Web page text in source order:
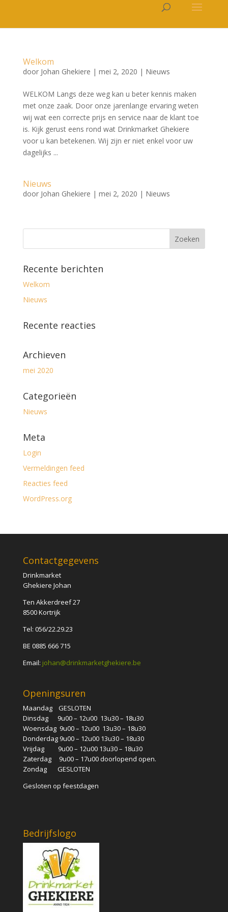
Welkom
door Johan Ghekiere | mei 2, 2020 | Nieuws
WELKOM Langs deze weg kan u beter kennis maken
met onze zaak. Door onze jarenlange ervaring weten
wij wat een correcte prijs en service naar de klant toe
is. Kijk gerust eens rond wat Drinkmarket Ghekiere
voor u kan betekenen. Wij zijn er niet enkel voor uw
dagelijks ...
Nieuws
door Johan Ghekiere | mei 2, 2020 | Nieuws
Recente berichten
Welkom
Nieuws
Recente reacties
Archieven
mei 2020
Categorieën
Nieuws
Meta
Login
Vermeldingen feed
Reacties feed
WordPress.org
Contactgegevens
Drinkmarket
Ghekiere Johan
Ten Akkerdreef 27
8500 Kortrijk
Tel: 056/22.29.23
BE 0885 666 715
Email: johan@drinkmarketghekiere.be
Openingsuren
Maandag GESLOTEN
Dinsdag 9u00 – 12u00 13u30 – 18u30
Woensdag 9u00 – 12u00 13u30 – 18u30
Donderdag 9u00 – 12u00 13u30 – 18u30
Vrijdag 9u00 – 12u00 13u30 – 18u30
Zaterdag 9u00 – 17u00 doorlopend open.
Zondag GESLOTEN
Gesloten op feestdagen
Bedrijfslogo